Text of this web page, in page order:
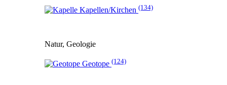
Kapellen/Kirchen (134)
Natur, Geologie
Geotope (124)